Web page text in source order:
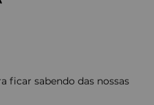
ficar sabendo das nossas